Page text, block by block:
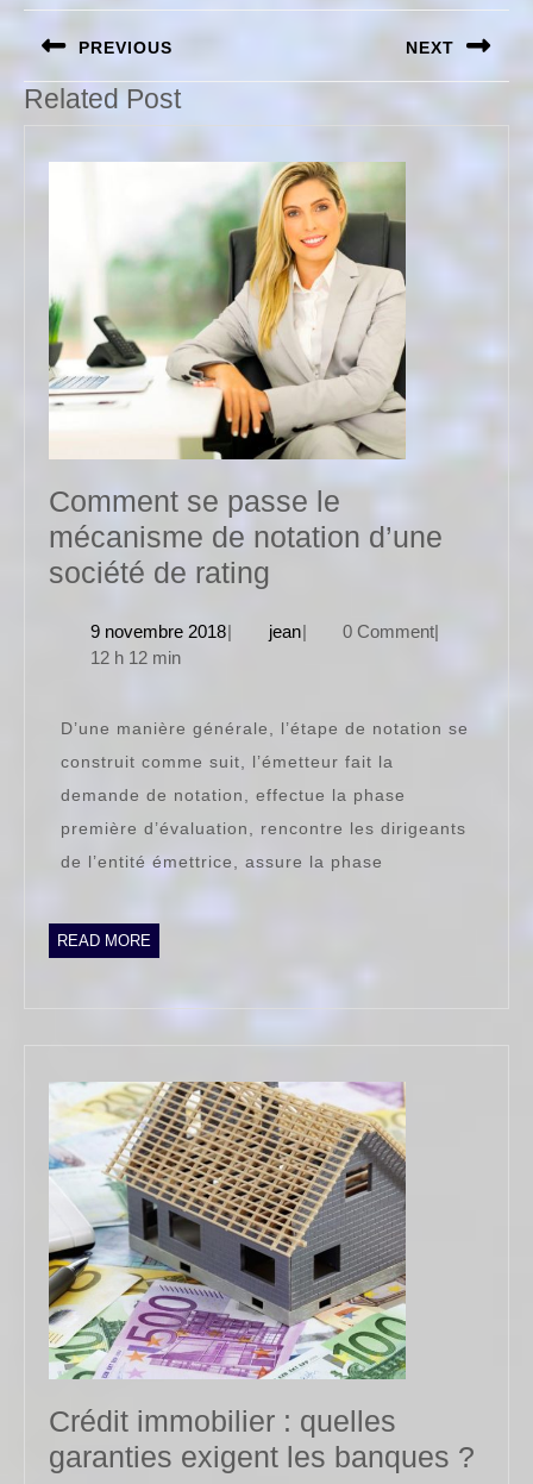
Navigation
de
l’article
PREVIOUS
Previous
NEXT
post:
Related Post
Comment se passe le
mécanisme de notation d’une
société de rating
passe
mécanisme
de
notation
d’une
société
9 novembre 20189| jeanjean
| 0 Comment|
12 h 12 min
D’une manière générale, l’étape de notation se
construit comme suit, l’émetteur fait la
demande de notation, effectue la phase
première d’évaluation, rencontre les dirigeants
de l’entité émettrice, assure la phase
READ MORE
Crédit immobilier : quelles
garanties exigent les banques ?